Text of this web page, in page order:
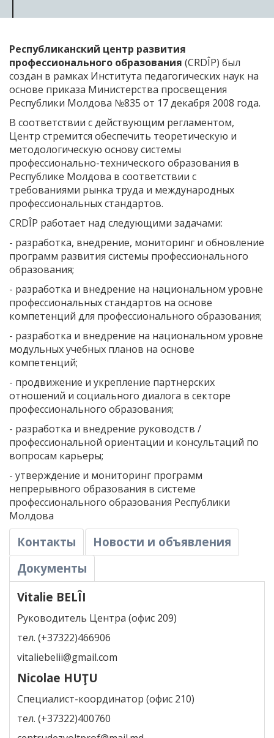
Республиканский центр развития
профессионального образования (CRDÎP) был
создан в рамках Института педагогических наук на
основе приказа Министерства просвещения
Республики Молдова №835 от 17 декабря 2008 года.
В соответствии с действующим регламентом,
Центр стремится обеспечить теоретическую и
методологическую основу системы
профессионально-технического образования в
Республике Молдова в соответствии с
требованиями рынка труда и международных
профессиональных стандартов.
CRDÎP работает над следующими задачами:
- разработка, внедрение, мониторинг и обновление
программ развития системы профессионального
образования;
- разработка и внедрение на национальном уровне
профессиональных стандартов на основе
компетенций для профессионального образования;
- разработка и внедрение на национальном уровне
модульных учебных планов на основе
компетенций;
- продвижение и укрепление партнерских
отношений и социального диалога в секторе
профессионального образования;
- разработка и внедрение руководств /
профессиональной ориентации и консультаций по
вопросам карьеры;
- утверждение и мониторинг программ
непрерывного образования в системе
профессионального образования Республики
Молдова
Контакты
Новости и объявления
Документы
Vitalie BELÎI
Руководитель Центра (офис 209)
тел. (+37322)466906
vitaliebelii@gmail.com
Nicolae HUŢU
Специалист-координатор (офис 210)
тел. (+37322)400760